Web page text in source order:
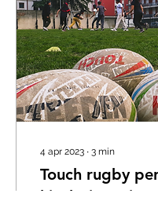
4 apr 2023 ∙ 3 min
Touch rugby
l’inclusione: in